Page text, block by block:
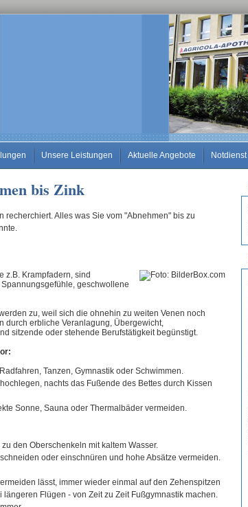
Unsere Leistungen Aktuelle Angebote Notdienst
bis Zink
recherchiert. Alles was Sie vom "Abnehmen" bis zu
z.B. Krampfadern, sind
geschwollene
zu, weil sich die ohnehin zu weiten Venen noch
durch erbliche Veranlagung, Übergewicht,
sitzende oder stehende Berufstätigkeit begünstigt.
Tanzen, Gymnastik oder Schwimmen.
nachts das Fußende des Bettes durch Kissen
Sonne, Sauna oder Thermalbäder vermeiden.
den Oberschenkeln mit kaltem Wasser.
oder einschnüren und hohe Absätze vermeiden.
lässt, immer wieder einmal auf den Zehenspitzen
Flügen - von Zeit zu Zeit Fußgymnastik machen.